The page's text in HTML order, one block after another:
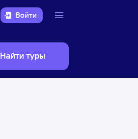
Войти
Найти туры